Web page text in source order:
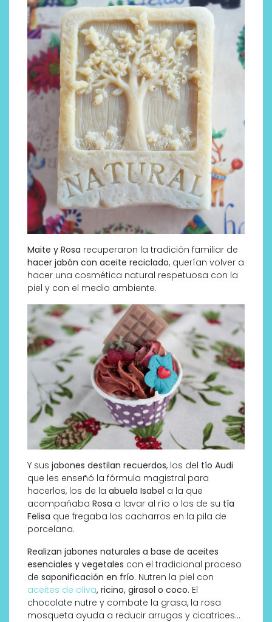
Maite y Rosa recuperaron la tradición familiar de
hacer jabón con aceite reciclado, querían volver a
hacer una cosmética natural respetuosa con la
piel y con el medio ambiente.
Y sus jabones destilan recuerdos, los del tío Audi
que les enseñó la fórmula magistral para
hacerlos, los de la abuela Isabel a la que
acompañaba Rosa a lavar al río o los de su tía
Felisa que fregaba los cacharros en la pila de
porcelana.
Realizan jabones naturales a base de aceites
esenciales y vegetales con el tradicional proceso
de saponificación en frío. Nutren la piel con
aceites de oliva, ricino, girasol o coco. El
chocolate nutre y combate la grasa, la rosa
mosqueta ayuda a reducir arrugas y cicatrices…